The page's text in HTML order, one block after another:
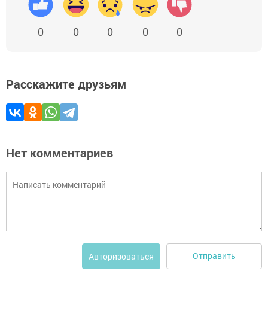
0 0 0 0 0
Расскажите друзьям
Нет комментариев
Авторизоваться Отправить